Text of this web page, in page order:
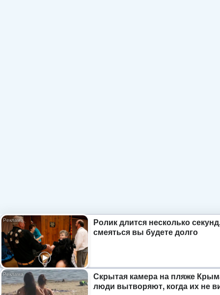
Ролик длится несколько
смеяться вы будете долго
Скрытая камера на пляже
люди вытворяют, когда их не